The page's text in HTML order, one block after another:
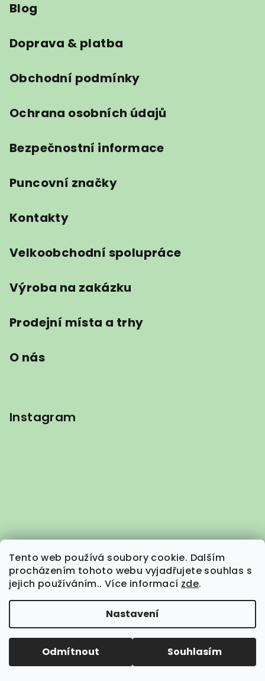
Tento web používá soubory cookie. Dalším
procházením tohoto webu vyjadřujete souhlas s
jejich používáním.. Více informací zde.
Nastavení
Odmítnout Souhlasím
Blog
Doprava & platba
Obchodní podmínky
Ochrana osobních údajů
Bezpečnostní informace
Puncovní značky
Kontakty
Velkoobchodní spolupráce
Výroba na zakázku
Prodejní místa a trhy
O nás
Instagram
Sledovat na Instagramu